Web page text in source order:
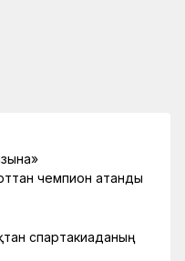
чемпион атанды
спартакиаданың